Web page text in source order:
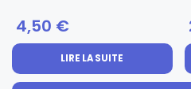
4,50 €
LIRE LA SUITE